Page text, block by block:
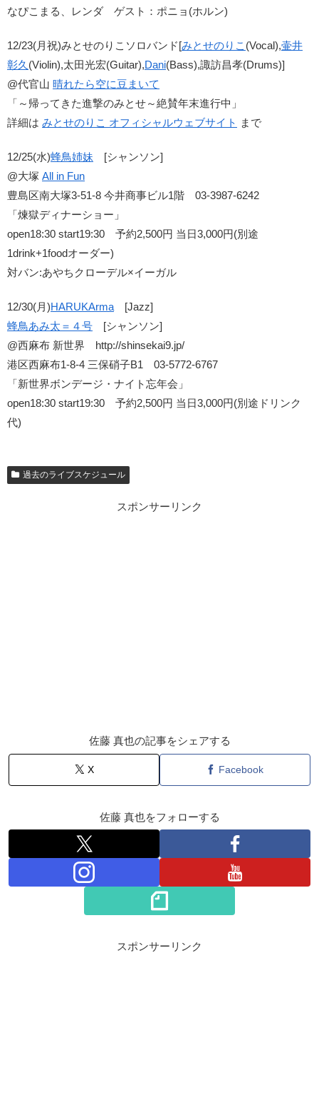
なぴこまる、レンダ ゲスト：ポニョ(ホルン)
12/23(月祝)みとせのりこソロバンド[みとせのりこ (Vocal),壷井
彰久 (Violin),太田光宏(Guitar),Dani(Bass),諏訪昌孝(Drums)]
@代官山 晴れたら空に豆まいて
「～帰ってきた進撃のみとせ～絶賛年末進行中」
詳細は みとせのりこ オフィシャルウェブサイト まで
12/25(水)蜂鳥姉妹 [シャンソン]
@大塚 All in Fun
豊島区南大塚3-51-8 今井商事ビル1階 03-3987-6242
「煉獄ディナーショー」
open18:30 start19:30 予約2,500円 当日3,000円(別途
1drink+1foodオーダー)
対バン:あやちクローデル×イーガル
12/30(月)HARUKArma [Jazz]
蜂鳥あみ太＝４号 [シャンソン]
@西麻布 新世界 http://shinsekai9.jp/
港区西麻布1-8-4 三保硝子B1 03-5772-6767
「新世界ボンデージ・ナイト忘年会」
open18:30 start19:30 予約2,500円 当日3,000円(別途ドリンク
代)
過去のライブスケジュール
スポンサーリンク
佐藤 真也の記事をシェアする
X Facebook
佐藤 真也をフォローする
スポンサーリンク